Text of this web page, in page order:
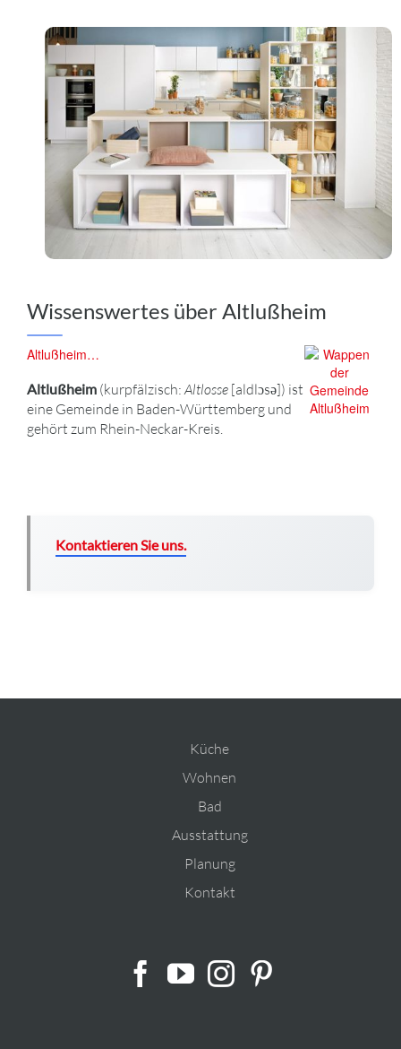
Wissenswertes über Altlußheim
Altlußheim…
Altlußheim (kurpfälzisch: Altlosse [aldlɔsə]) ist
eine Gemeinde in Baden-Württemberg und
gehört zum Rhein-Neckar-Kreis.
Kontaktieren Sie uns.
Küche
Wohnen
Bad
Ausstattung
Planung
Kontakt